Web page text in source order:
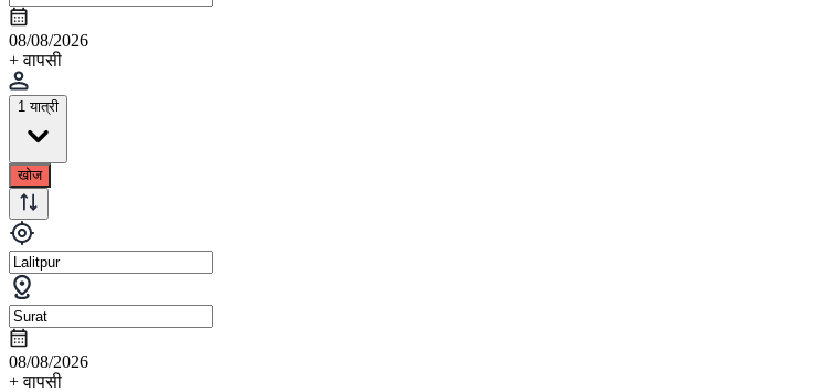
08/08/2026
+ वापसी
1 यात्री
खोज
08/08/2026
+ वापसी